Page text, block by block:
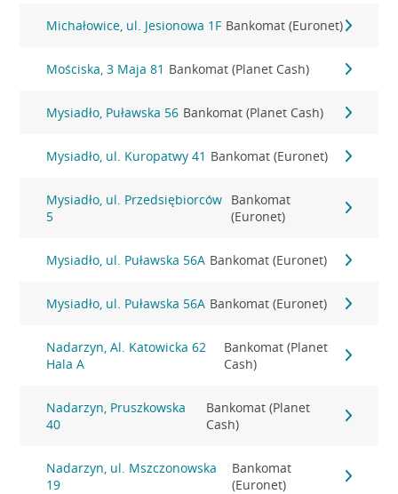
Michałowice, ul. Jesionowa 1F Bankomat (Euronet)
Mościska, 3 Maja 81 Bankomat (Planet Cash)
Mysiadło, Puławska 56 Bankomat (Planet Cash)
Mysiadło, ul. Kuropatwy 41 Bankomat (Euronet)
Mysiadło, ul. Przedsiębiorców
5
Bankomat
(Euronet)
Mysiadło, ul. Puławska 56A Bankomat (Euronet)
Mysiadło, ul. Puławska 56A Bankomat (Euronet)
Nadarzyn, Al. Katowicka 62
Hala A
Bankomat (Planet
Cash)
Nadarzyn, Pruszkowska
40
Bankomat (Planet
Cash)
Nadarzyn, ul. Mszczonowska
19
Bankomat
(Euronet)